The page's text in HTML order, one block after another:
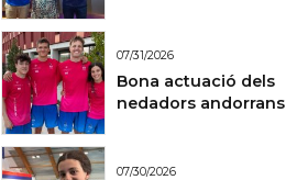
07/31/2026
Bona actuació dels
nedadors
07/30/2026